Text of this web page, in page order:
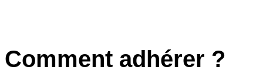
Comment adhérer ?